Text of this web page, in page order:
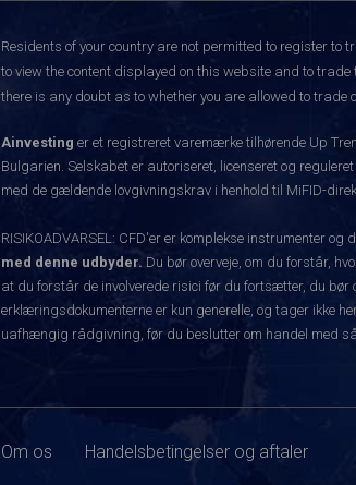
Residents of your country are not permitted to register to
to view the content displayed on this website and to
there is any doubt as to whether you are allowed to trade
Ainvesting er et registreret varemærke tilhørende Up
Bulgarien. Selskabet er autoriseret, licenseret og
med de gældende lovgivningskrav i henhold til MiFID-
RISIKOADVARSEL: CFD'er er komplekse instrumenter
med denne udbyder. Du bør overveje, om du forstår,
at du forstår de involverede risici før du fortsætter, du
erklæringsdokumenterne er kun generelle, og tager ikke
uafhængig rådgivning, før du beslutter om handel med
Om os Handelsbetingelser og aftaler